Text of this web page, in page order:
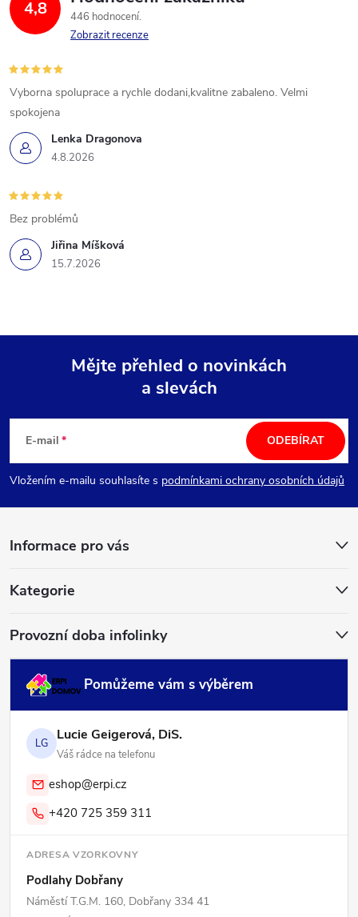
4,8
446 hodnocení
Zobrazit recenze
Lenka Dragonova
4.8.2026
Vyborna spoluprace a rychle dodani,kvalitne zabaleno. Velmi
spokojena
Jiřina Míšková
15.7.2026
Bez problémů
p
a
Mějte přehled o novinkách
a slevách
E-mail
Vložením e-mailu souhlasíte s podmínkami ochrany osobních údajů
ODEBÍRAT
Informace pro vás
Kategorie
Provozní doba infolinky
Pomůžeme vám s výběrem
LG Lucie Geigerová, DiS.
Váš rádce na telefonu
eshop@erpi.cz
+420 725 359 311
ADRESA VZORKOVNY
Podlahy Dobřany
Náměstí T.G.M. 160, Dobřany 334 41